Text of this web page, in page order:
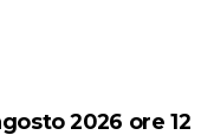
2026 ore 12